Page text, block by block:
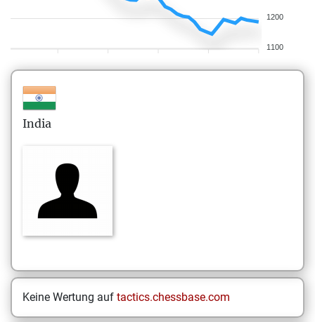
1200
1100
India
Keine Wertung auf tactics.chessbase.com